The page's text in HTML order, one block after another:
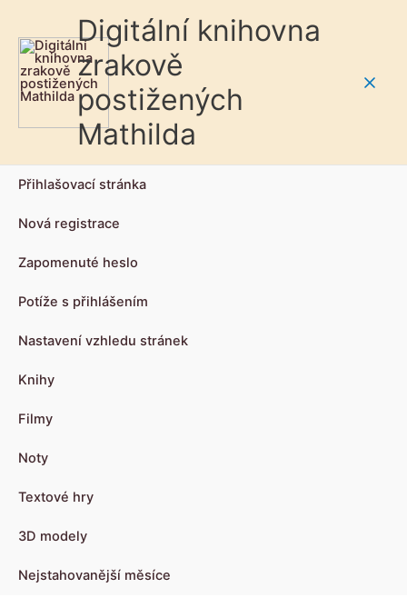
Digitální knihovna
zrakově
postižených
Mathilda
Přihlašovací stránka
Nová registrace
Zapomenuté heslo
Potíže s přihlášením
Nastavení vzhledu stránek
Knihy
Filmy
Noty
Textové hry
3D modely
Nejstahovanější měsíce